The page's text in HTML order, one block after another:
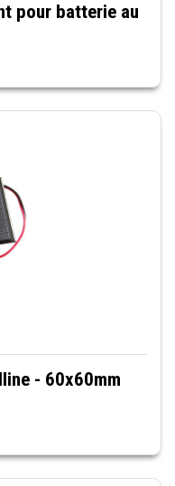
pour batterie au
- 60x60mm